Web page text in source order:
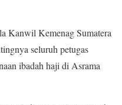
Kanwil Kemenag Sumatera
seluruh petugas
ibadah haji di Asrama